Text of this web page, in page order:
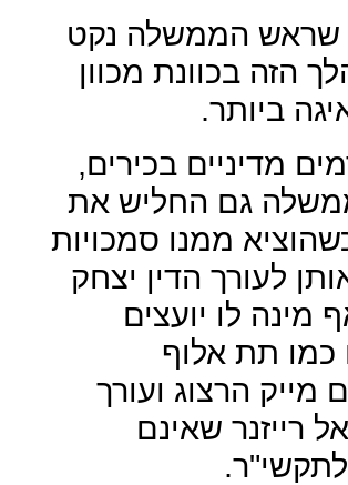
שראש הממשלה נקט
הזה בכוונת מכוון
ביותר.
מדיניים בכירים,
גם החליש את
ממנו סמכויות
לעורך הדין יצחק
מינה לו יועצים
כמו תת אלוף
מייק הרצוג ועורך
רייזנר שאינם